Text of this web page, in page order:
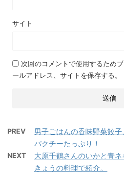
サイト
次回のコメントで使用するため
ールアドレス、サイトを保存する。
PREV
男子ごはんの香味野菜餃子
パクチーたっぷり！
NEXT
大原千鶴さんのいかと青ネ
きょうの料理で紹介。